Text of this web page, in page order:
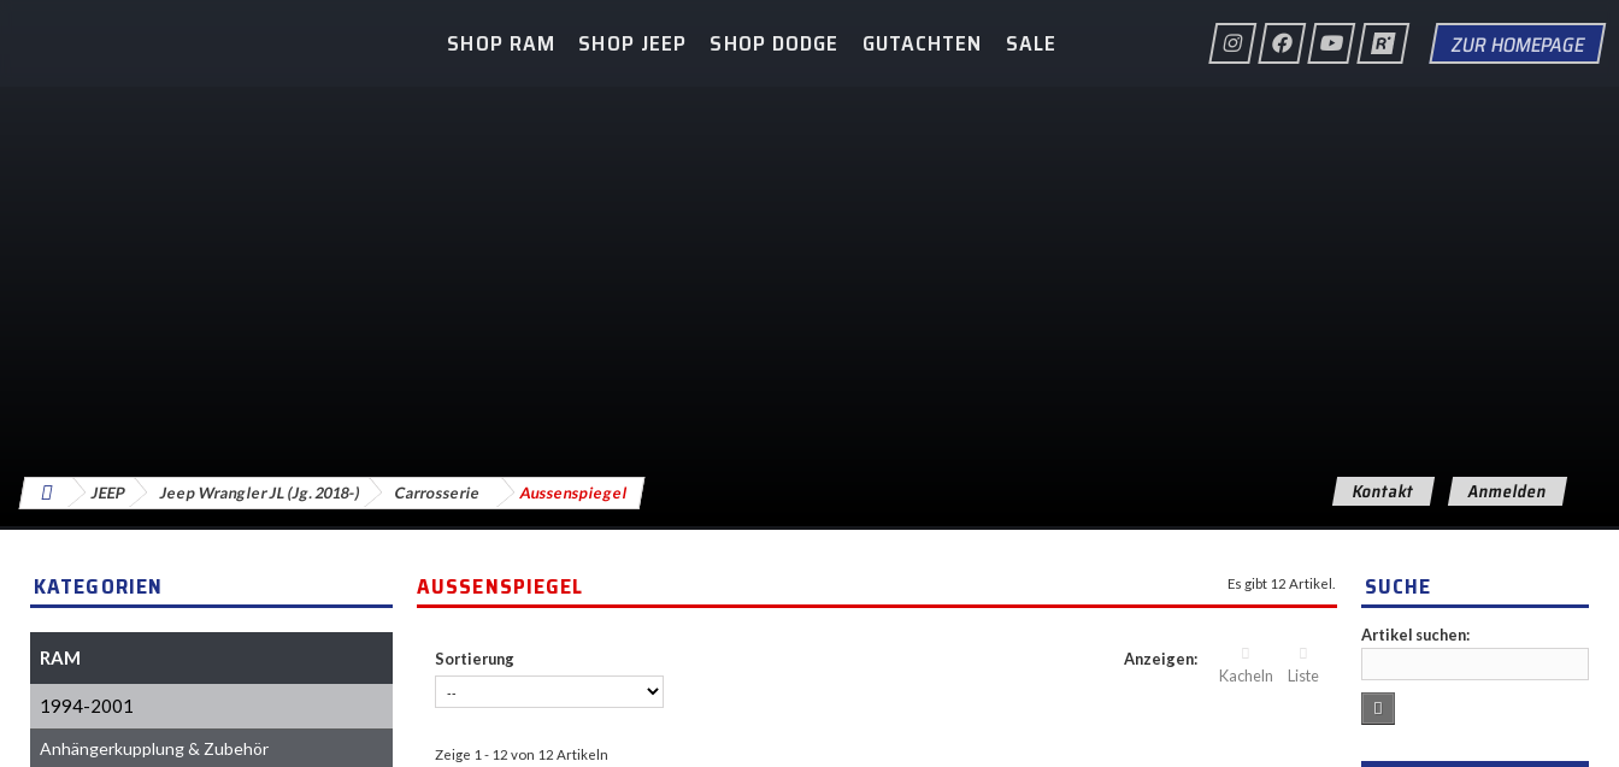
SHOP RAM SHOP JEEP SHOP DODGE GUTACHTEN SALE ZUR HOMEPAGE
Anmelden
Kontakt
JEEP Jeep Wrangler JL (Jg. 2018-) Carrosserie Aussenspiegel
KATEGORIEN
RAM
1994-2001
Anhängerkupplung & Zubehör
AUSSENSPIEGEL Es gibt 12 Artikel.
Anzeigen:
Kacheln
Liste
Sortierung
Zeige 1 - 12 von 12 Artikeln
SUCHE
Artikel suchen: